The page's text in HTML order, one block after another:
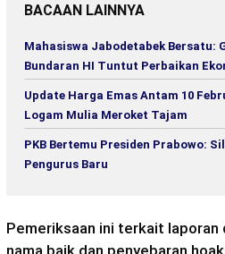
BACAAN LAINNYA
Mahasiswa Jabodetabek Bersatu:
Bundaran HI Tuntut Perbaikan
Update Harga Emas Antam 10
Logam Mulia Meroket Tajam
PKB Bertemu Presiden Prabowo:
Pengurus Baru
Pemeriksaan ini terkait laporan